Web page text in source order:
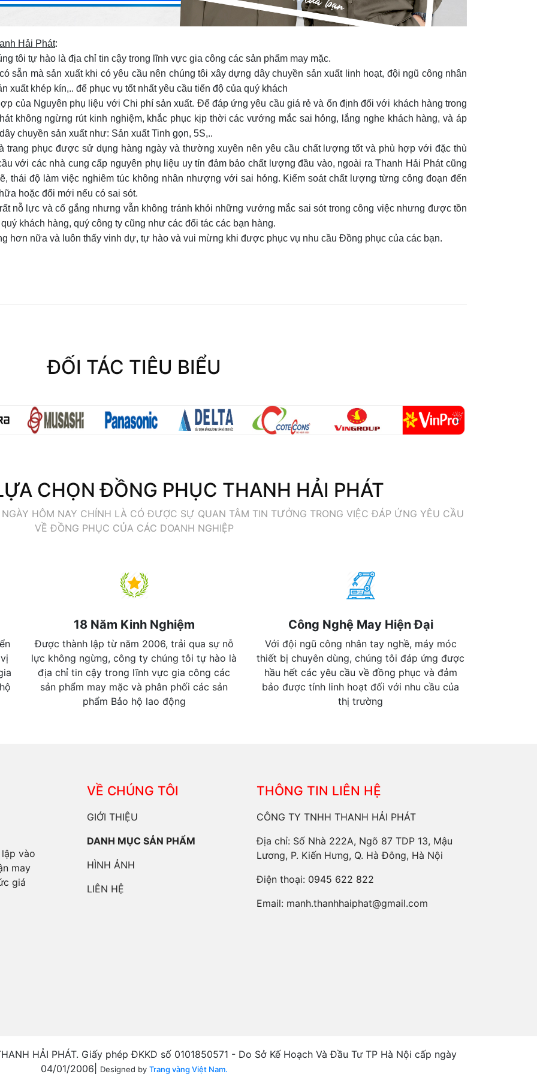
Hải Phát:
tôi tự hào là địa chỉ tin cậy trong lĩnh vực gia công các sản phẩm may mặc.
sẵn mà sản xuất khi có yêu cầu nên chúng tôi xây dựng dây chuyền sản xuất linh hoạt, đội ngũ công nhân
xuất khép kín,.. để phục vụ tốt nhất yêu cầu tiến độ của quý khách
của Nguyên phụ liệu với Chi phí sản xuất. Để đáp ứng yêu cầu giá rẻ và ổn định đối với khách hàng trong
không ngừng rút kinh nghiệm, khắc phục kịp thời các vướng mắc sai hỏng, lắng nghe khách hàng, và áp
chuyền sản xuất như: Sản xuất Tinh gọn, 5S,..
trang phục được sử dụng hàng ngày và thường xuyên nên yêu cầu chất lượng tốt và phù hợp với đặc thù
với các nhà cung cấp nguyên phụ liệu uy tín đảm bảo chất lượng đầu vào, ngoài ra Thanh Hải Phát cũng
thái độ làm việc nghiêm túc không nhân nhượng với sai hỏng. Kiểm soát chất lượng từng công đoạn đến
hoặc đổi mới nếu có sai sót.
nỗ lực và cố gắng nhưng vẫn không tránh khỏi những vướng mắc sai sót trong công việc nhưng được tồn
khách hàng, quý công ty cũng như các đối tác các bạn hàng.
hơn nữa và luôn thấy vinh dự, tự hào và vui mừng khi được phục vụ nhu cầu Đồng phục của các bạn.
ĐỐI TÁC TIÊU BIỂU
CHỌN ĐỒNG PHỤC THANH HẢI PHÁT
HÔM NAY CHÍNH LÀ CÓ ĐƯỢC SỰ QUAN TÂM TIN TƯỞNG TRONG VIỆC ĐÁP ỨNG YÊU CẦU
VỀ ĐỒNG PHỤC CỦA CÁC DOANH NGHIỆP
18 Năm Kinh Nghiệm
Được thành lập từ năm 2006, trải qua sự nỗ
lực không ngừng, công ty chúng tôi tự hào là
địa chỉ tin cậy trong lĩnh vực gia công các
sản phẩm may mặc và phân phối các sản
phẩm Bảo hộ lao động
Công Nghệ May Hiện Đại
Với đội ngũ công nhân tay nghề, máy móc
thiết bị chuyên dùng, chúng tôi đáp ứng được
hầu hết các yêu cầu về đồng phục và đảm
bảo được tính linh hoạt đối với nhu cầu của
thị trường
vào
may
giá
VỀ CHÚNG TÔI
GIỚI THIỆU
DANH MỤC SẢN PHẨM
HÌNH ẢNH
LIÊN HỆ
THÔNG TIN LIÊN HỆ
CÔNG TY TNHH THANH HẢI PHÁT
Địa chỉ: Số Nhà 222A, Ngõ 87 TDP 13, Mậu
Lương, P. Kiến Hưng, Q. Hà Đông, Hà Nội
Điện thoại: 0945 622 822
Email: manh.thanhhaiphat@gmail.com
HẢI PHÁT. Giấy phép ĐKKD số 0101850571 - Do Sở Kế Hoạch Và Đầu Tư TP Hà Nội cấp ngày
04/01/2006|
Designed by Trang vàng Việt Nam.